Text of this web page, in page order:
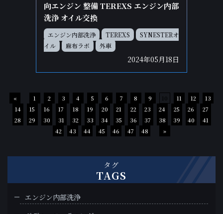
向エンジン 整備 TEREXS エンジン内部
洗浄 オイル交換
エンジン内部洗浄 TEREXS
SYNESTERオ
イル
麻布ラボ 外車
2024年05月18日
« 1 2 3 4 5 6 7 8 9 10 11 12
13
14
15 16 17 18 19 20 21 22 23 24 25 26
27
28
29 30 31 32 33 34 35 36 37 38 39 40
41
42
43 44 45 46 47 48 »
タグ
TAGS
エンジン内部洗浄